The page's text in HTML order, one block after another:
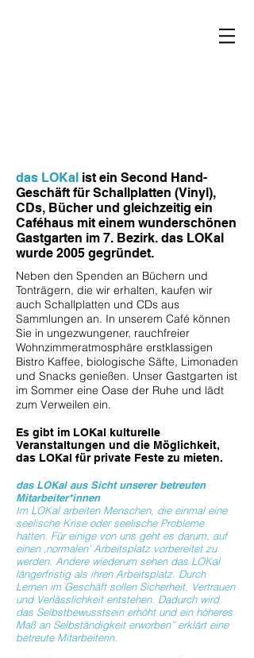
das LOKal ist ein Second Hand-
Geschäft für Schallplatten (Vinyl),
CDs, Bücher und gleichzeitig ein
Caféhaus mit einem wunderschönen
Gastgarten im 7. Bezirk. das LOKal
wurde 2005 gegründet.
Neben den Spenden an Büchern und
Tonträgern, die wir erhalten, kaufen wir
auch Schallplatten und CDs aus
Sammlungen an. In unserem Café können
Sie in ungezwungener, rauchfreier
Wohnzimmeratmosphäre erstklassigen
Bistro Kaffee, biologische Säfte, Limonaden
und Snacks genießen. Unser Gastgarten ist
im Sommer eine Oase der Ruhe und lädt
zum Verweilen ein.
Es gibt im LOKal kulturelle
Veranstaltungen und die Möglichkeit,
das LOKal für private Feste zu mieten.
das LOKal aus Sicht unserer betreuten
Mitarbeiter*innen
Im LOKal arbeiten Menschen, die einmal eine
seelische Krise oder seelische Probleme
hatten. Für einige von uns geht es darum, auf
einen ‚normalen’ Arbeitsplatz vorbereitet zu
werden. Andere wiederum sehen das LOKal
längerfristig als ihren Arbeitsplatz. Durch
Lernen im Geschäft sollen Sicherheit, Vertrauen
und Verlässlichkeit entstehen. Dadurch wird
das Selbstbewusstsein erhöht und ein höheres
Maß an Selbständigkeit erworben” erklärt eine
betreute Mitarbeiterin.